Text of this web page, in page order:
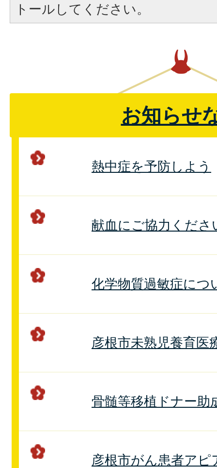
トールしてください。
お知らせ
熱中症を予防しよう
献血にご協力くださ
化学物質過敏症につ
彦根市未熟児養育医
骨髄等移植ドナー助
彦根市がん患者ア